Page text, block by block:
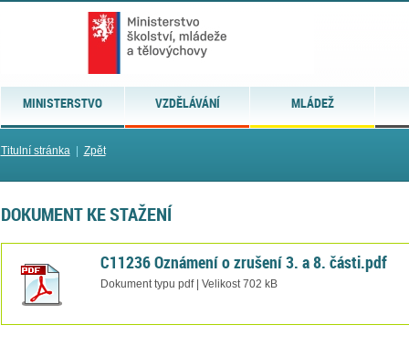
MINISTERSTVO VZDĚLÁVÁNÍ MLÁDEŽ
Titulní stránka| Zpět
DOKUMENT KE STAŽENÍ
C11236 Oznámení o zrušení 3. a 8. části.pdf
Dokument typu pdf | Velikost 702 kB